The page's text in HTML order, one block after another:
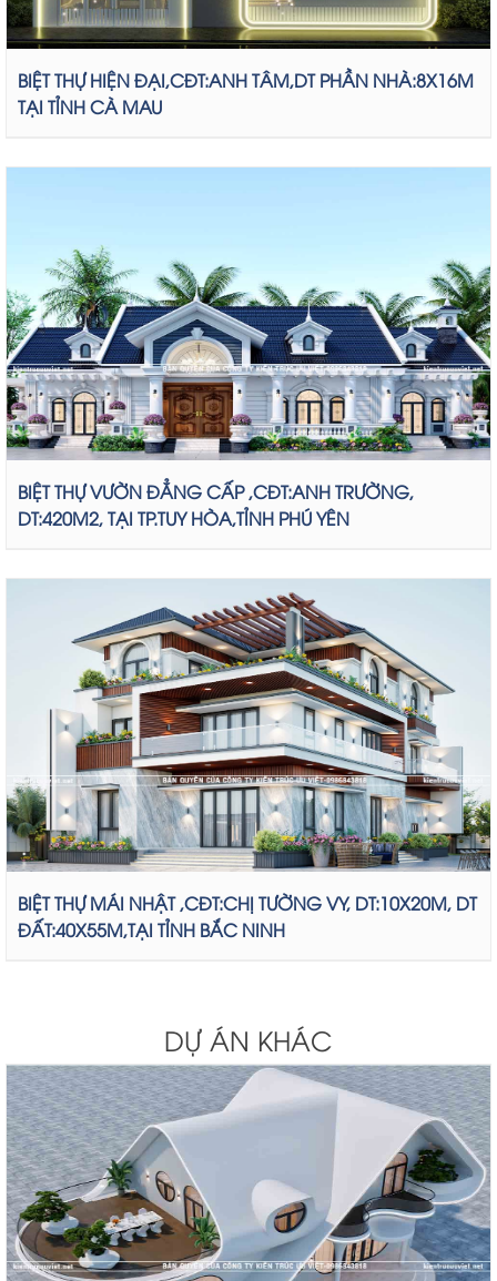
BIỆT THỰ HIỆN ĐẠI,CĐT:ANH TÂM,DT PHẦN NHÀ:8X16M
TẠI TỈNH CÀ MAU
BIỆT THỰ VƯỜN ĐẲNG CẤP ,CĐT:ANH TRƯỜNG,
DT:420M2, TẠI TP.TUY HÒA,TỈNH PHÚ YÊN
BIỆT THỰ MÁI NHẬT ,CĐT:CHỊ TƯỜNG VY, DT:10X20M, DT
ĐẤT:40X55M,TẠI TỈNH BẮC NINH
DỰ ÁN KHÁC